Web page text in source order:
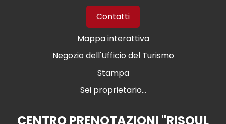
Contatti
Mappa interattiva
Negozio dell'Ufficio del Turismo
Stampa
Sei proprietario...